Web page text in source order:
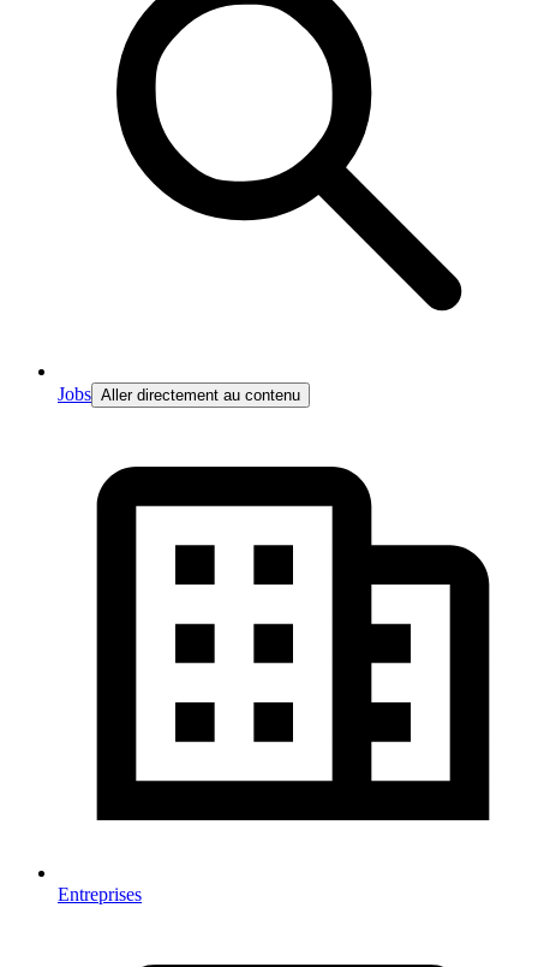
Jobs Aller directement au contenu
Entreprises